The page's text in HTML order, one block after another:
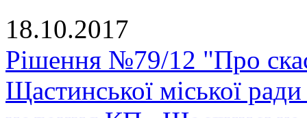
18.10.2017
Рішення №79/12 "Про
Щастинської міської